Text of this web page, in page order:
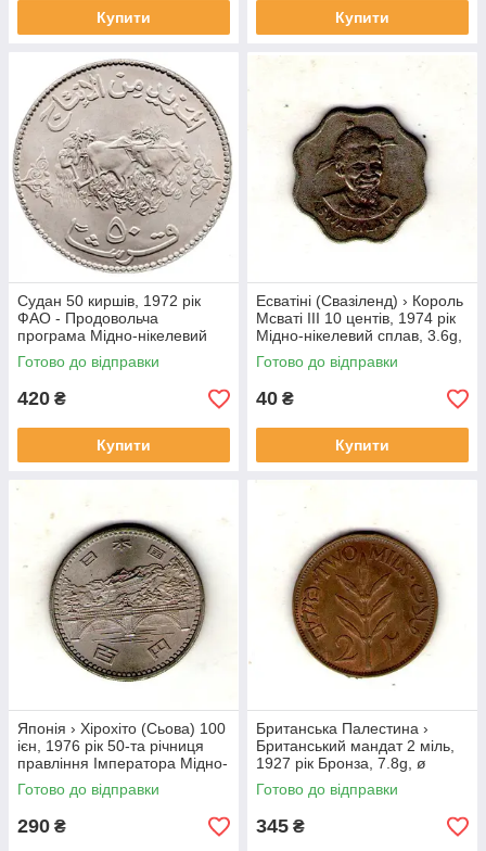
Купити Купити
Судан 50 киршів, 1972 рік
ФАО - Продовольча
програма Мідно-нікелевий
сплав, 22.63g, ø 40mm
№4143
Готово до відправки
420 ₴
Купити
Есватіні (Свазіленд) › Король
Мсваті III 10 центів, 1974 рік
Мідно-нікелевий сплав, 3.6g,
ø 22mm №1814
Готово до відправки
40 ₴
Купити
Японія › Хірохіто (Сьова) 100
ієн, 1976 рік 50-та річниця
правління Імператора Мідно-
нікелевий сплав, 12g, ø
30mm №3974
Готово до відправки
290 ₴
Британська Палестина ›
Британський мандат 2 міль,
1927 рік Бронза, 7.8g, ø
28mm №1852
Готово до відправки
345 ₴